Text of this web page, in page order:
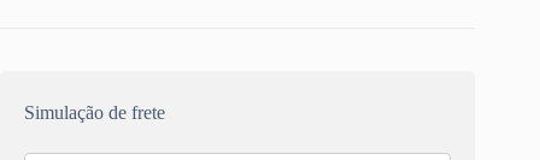
quantidade
Simulação de frete